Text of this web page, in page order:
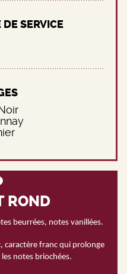
ROND
beurrées, notes vanillées.
caractère franc qui prolonge
notes briochées.
SERVICE